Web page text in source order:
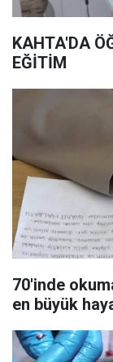
KAHTA'DA
EĞİTİM
70'inde
en büyük